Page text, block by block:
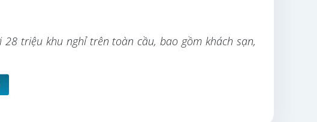
triệu khu nghỉ trên toàn cầu, bao gồm khách sạn,